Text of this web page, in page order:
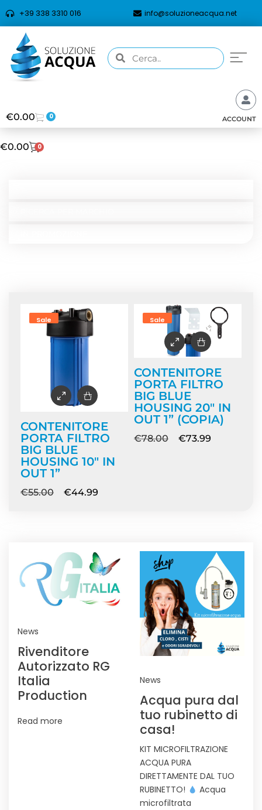
+39 338 3310 016 info@soluzioneacqua.net
€0.00 0 ACCOUNT
€0.00 0
Sale
CONTENITORE
PORTA FILTRO
BIG BLUE
HOUSING 10″ IN
OUT 1”
€55.00 €44.99
Sale
CONTENITORE
PORTA FILTRO
BIG BLUE
HOUSING 20″ IN
OUT 1” (COPIA)
€78.00 €73.99
News
Rivenditore
Autorizzato RG
Italia
Production
Read more
News
Acqua pura dal
tuo rubinetto di
casa!
KIT MICROFILTRAZIONE
ACQUA PURA
DIRETTAMENTE DAL TUO
RUBINETTO!
Acqua
microfiltrata